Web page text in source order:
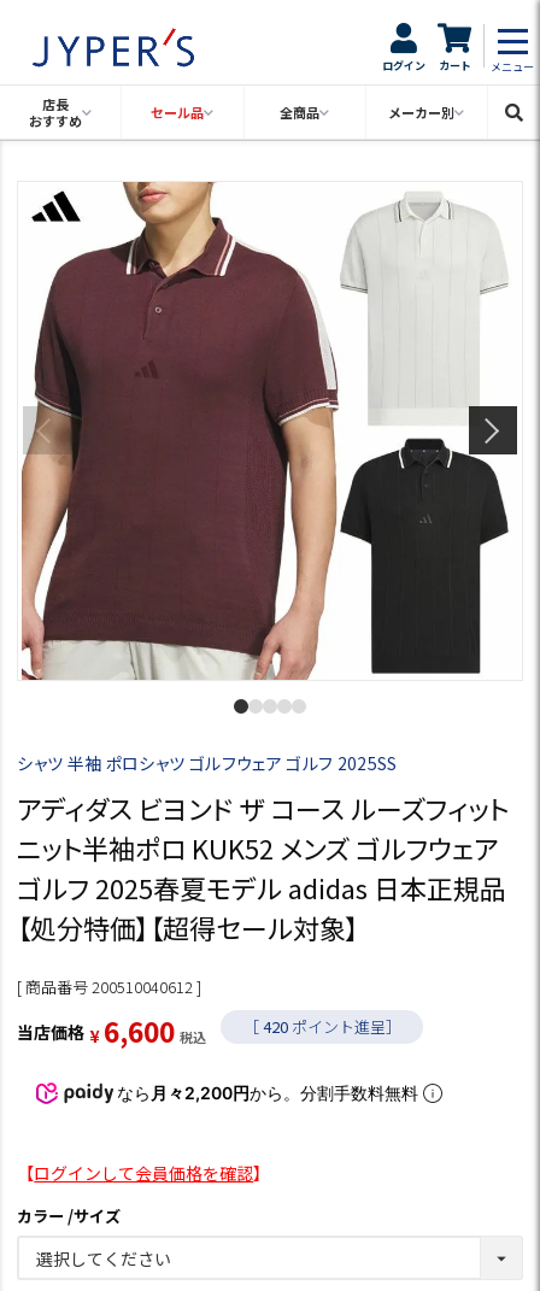
ログイン カート メニュー
店長
おすすめ
セール品 全商品 メーカー別
シャツ 半袖 ポロシャツ ゴルフウェア ゴルフ 2025SS
アディダス ビヨンド ザ コース ルーズフィット
ニット半袖ポロ KUK52 メンズ ゴルフウェア
ゴルフ 2025春夏モデル adidas 日本正規品
【処分特価】【超得セール対象】
商品番号200510040612
当店価格 ¥ 6,600 税込 ［420 ポイント進呈］
なら 月々2,200円から。分割手数料無料
【ログインして会員価格を確認】
カラー サイズ